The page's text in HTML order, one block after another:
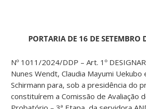
PORTARIA DE 16 DE SETEMBRO
Nº 1011/2024/DDP – Art. 1º
Nunes Wendt, Claudia Mayumi Uekubo
Schirmann para, sob a presidência do
constituírem a Comissão de Avaliação